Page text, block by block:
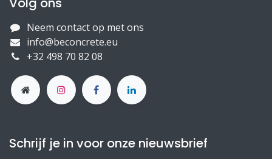
Neem contact op met ons
info@beconcrete.eu
+32 498 70 82 08
Schrijf je in voor onze nieuwsbrief